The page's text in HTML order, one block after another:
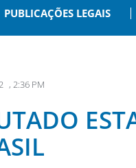
PUBLICAÇÕES LEGAIS
, 2:36 PM